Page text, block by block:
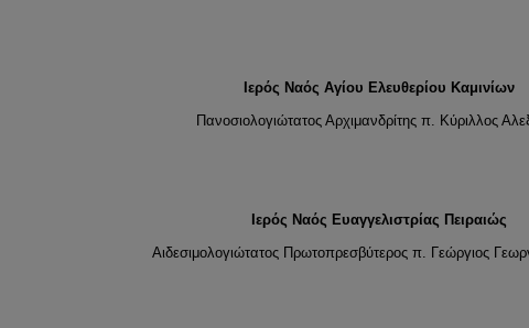
Ιερός Ναός Αγίου Ελευθερίου Καμινίων
Πανοσιολογιώτατος Αρχιμανδρίτης π. Κύριλλος
Ιερός Ναός Ευαγγελιστρίας Πειραιώς
Αιδεσιμολογιώτατος Πρωτοπρεσβύτερος π. Γεώργιος